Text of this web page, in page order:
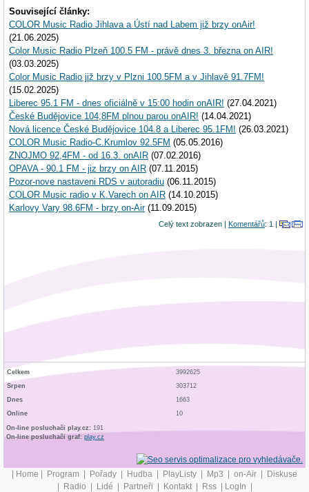
Související články:
COLOR Music Radio Jihlava a Ústí nad Labem již brzy onAir!
(21.06.2025)
Color Music Radio Plzeň 100.5 FM - právě dnes 3. března on AIR!
(03.03.2025)
Color Music Radio již brzy v Plzni 100.5FM a v Jihlavě 91.7FM!
(15.02.2025)
Liberec 95.1 FM - dnes oficiálně v 15:00 hodin onAIR! (27.04.2021)
České Budějovice 104,8FM plnou parou onAIR! (14.04.2021)
Nová licence České Budějovice 104.8 a Liberec 95.1FM! (26.03.2021)
COLOR Music Radio-C.Krumlov 92.5FM (05.05.2016)
ZNOJMO 92,4FM - od 16.3. onAIR (07.02.2016)
OPAVA - 90.1 FM - jiz brzy on AIR (07.11.2015)
Pozor-nove nastaveni RDS v autoradiu (06.11.2015)
COLOR Music radio v K.Varech on AIR (14.10.2015)
Karlovy Vary 98.6FM - brzy on-Air(11.09.2015)
Celý text zobrazen | Komentářů: 1 |
Celkem
3992625
Srpen
303712
Dnes
1663
Online
10
On-line posluchači play.cz: 191
On-line posluchači graf: play.cz
| Home | Program | Pořady | Hudba | PlayListy | Mp3 | on-Air | Diskuse
| Radio | Lidé | Partneři | Kontakt | Rss | LogIn |